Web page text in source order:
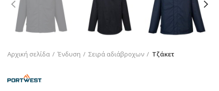
Αρχική σελίδα Ένδυση Σειρά αδιάβροχων Τζάκετ